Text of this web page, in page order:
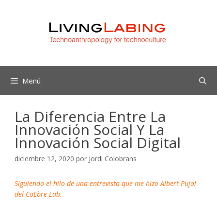
Menú
La Diferencia Entre La
Innovación Social Y La
Innovación Social Digital
diciembre 12, 2020 por Jordi Colobrans
Siguiendo el hilo de una entrevista que me hizo Albert Pujol
del CoEbre Lab.